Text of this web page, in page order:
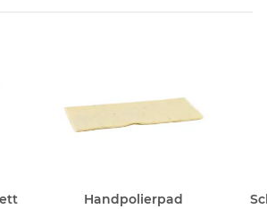
Handpolierpad